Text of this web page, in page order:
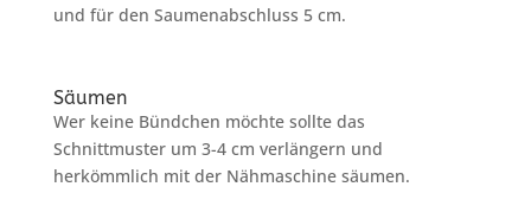
und für den Saumenabschluss 5 cm.
Säumen
Wer keine Bündchen möchte sollte das
Schnittmuster um 3-4 cm verlängern und
herkömmlich mit der Nähmaschine säumen.